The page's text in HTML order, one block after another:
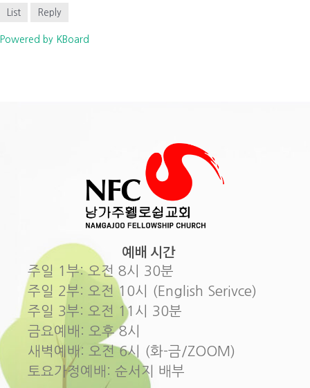
List Reply
Powered by KBoard
예배 시간
주일 1부: 오전 8시 30분
주일 2부: 오전 10시 (English Serivce)
주일 3부: 오전 11시 30분
금요예배: 오후 8시
새벽예배: 오전 6시 (화-금/ZOOM)
토요가정예배: 순서지 배부